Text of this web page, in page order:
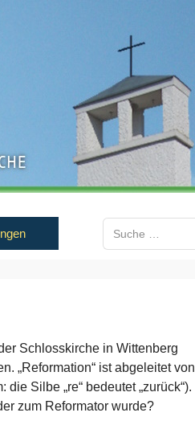
Schlosskirche in Wittenberg
„Reformation“ ist abgeleitet von
die Silbe „re“ bedeutet „zurück“).
zum Reformator wurde?